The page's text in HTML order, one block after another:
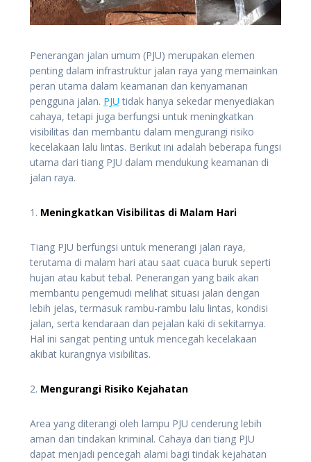
Penerangan jalan umum (PJU) merupakan elemen
penting dalam infrastruktur jalan raya yang memainkan
peran utama dalam keamanan dan kenyamanan
pengguna jalan. PJU tidak hanya sekedar menyediakan
cahaya, tetapi juga berfungsi untuk meningkatkan
visibilitas dan membantu dalam mengurangi risiko
kecelakaan lalu lintas. Berikut ini adalah beberapa fungsi
utama dari tiang PJU dalam mendukung keamanan di
jalan raya.
1. Meningkatkan Visibilitas di Malam Hari
Tiang PJU berfungsi untuk menerangi jalan raya,
terutama di malam hari atau saat cuaca buruk seperti
hujan atau kabut tebal. Penerangan yang baik akan
membantu pengemudi melihat situasi jalan dengan
lebih jelas, termasuk rambu-rambu lalu lintas, kondisi
jalan, serta kendaraan dan pejalan kaki di sekitarnya.
Hal ini sangat penting untuk mencegah kecelakaan
akibat kurangnya visibilitas.
2. Mengurangi Risiko Kejahatan
Area yang diterangi oleh lampu PJU cenderung lebih
aman dari tindakan kriminal. Cahaya dari tiang PJU
dapat menjadi pencegah alami bagi tindak kejahatan